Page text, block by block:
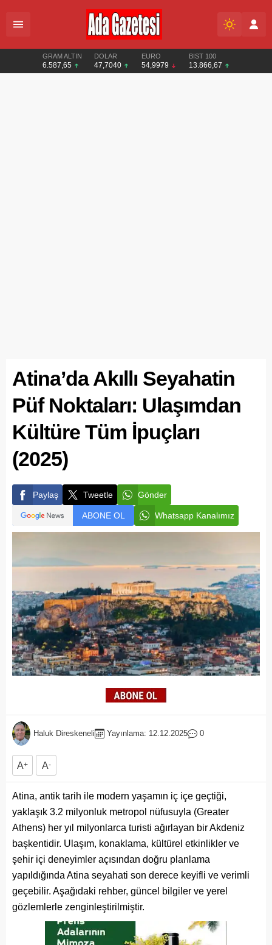
GRAM ALTIN
6.587,65
DOLAR
47,7040
EURO
54,9979
BIST 100
13.866,67
Atina’da Akıllı Seyahatin
Püf Noktaları: Ulaşımdan
Kültüre Tüm İpuçları
(2025)
Paylaş Tweetle Gönder
ABONE OL Whatsapp Kanalımız
Haluk Direskeneli Yayınlama: 12.12.2025 0
A+ A-
Atina, antik tarih ile modern yaşamın iç içe geçtiği,
yaklaşık 3.2 milyonluk metropol nüfusuyla (Greater
Athens) her yıl milyonlarca turisti ağırlayan bir Akdeniz
başkentidir. Ulaşım, konaklama, kültürel etkinlikler ve
şehir içi deneyimler açısından doğru planlama
yapıldığında Atina seyahati son derece keyifli ve verimli
geçebilir. Aşağıdaki rehber, güncel bilgiler ve yerel
gözlemlerle zenginleştirilmiştir.